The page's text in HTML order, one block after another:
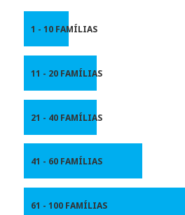
1 - 10 FAMÍLIAS
11 - 20 FAMÍLIAS
21 - 40 FAMÍLIAS
41 - 60 FAMÍLIAS
61 - 100 FAMÍLIAS